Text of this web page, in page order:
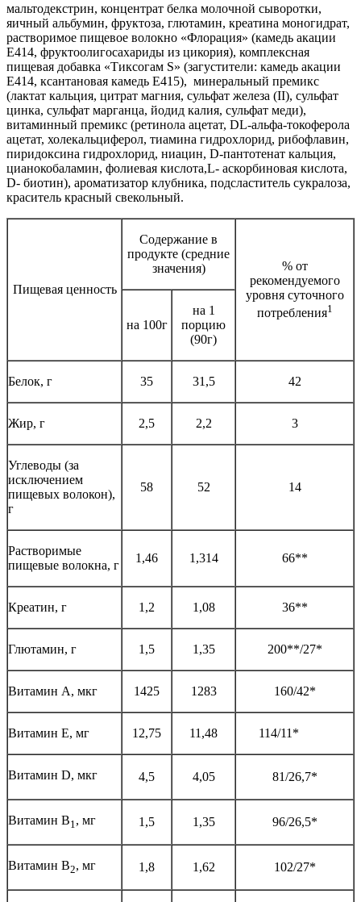
мальтодекстрин, концентрат белка молочной сыворотки,
яичный альбумин, фруктоза, глютамин, креатина моногидрат,
растворимое пищевое волокно «Флорация» (камедь акации
E414, фруктоолигосахариды из цикория), комплексная
пищевая добавка «Тиксогам S» (загустители: камедь акации
E414, ксантановая камедь E415), минеральный премикс
(лактат кальция, цитрат магния, сульфат железа (II), сульфат
цинка, сульфат марганца, йодид калия, сульфат меди),
витаминный премикс (ретинола ацетат, DL-альфа-токоферола
ацетат, холекальциферол, тиамина гидрохлорид, рибофлавин,
пиридоксина гидрохлорид, ниацин, D-пантотенат кальция,
цианокобаламин, фолиевая кислота,L- аскорбиновая кислота,
D- биотин), ароматизатор клубника, подсластитель сукралоза,
краситель красный свекольный.
Пищевая ценность
Содержание в
продукте (средние
значения)
% от
рекомендуемого
уровня суточного
потребления1
на 100г
на 1
порцию
(90г)
Белок, г 35 31,5 42
Жир, г 2,5 2,2 3
Углеводы (за
исключением
пищевых волокон),
г
58 52 14
Растворимые
пищевые волокна, г
1,46 1,314 66**
Креатин, г 1,2 1,08 36**
Глютамин, г 1,5 1,35 200**/27*
Витамин А, мкг 1425 1283 160/42*
Витамин Е, мг 12,75 11,48 114/11*
Витамин D, мкг 4,5 4,05 81/26,7*
Витамин В1, мг 1,5 1,35 96/26,5*
Витамин В2, мг 1,8 1,62 102/27*